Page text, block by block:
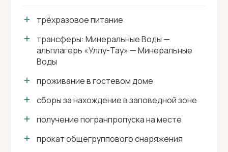
трёхразовое питание
трансферы: Минеральные Воды —
альплагерь «Уллу-Тау» — Минеральные
Воды
проживание в гостевом доме
сборы за нахождение в заповедной зоне
получение погранпропуска на месте
прокат общегруппового снаряжения